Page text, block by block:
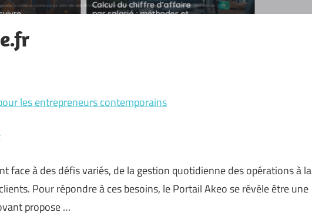
les entrepreneurs contemporains
face à des défis variés, de la gestion quotidienne des opérations à la
Pour répondre à ces besoins, le Portail Akeo se révèle être une
propose …